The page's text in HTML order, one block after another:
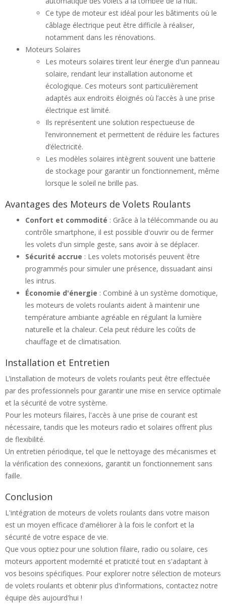
Ce type de moteur est idéal pour les bâtiments où le
câblage électrique peut être difficile à réaliser,
notamment dans les rénovations.
Moteurs Solaires
Les moteurs solaires tirent leur énergie d'un panneau
solaire, rendant leur installation autonome et
écologique. Ces moteurs sont particulièrement
adaptés aux endroits éloignés où l’accès à une prise
électrique est limité.
Ils représentent une solution respectueuse de
l’environnement et permettent de réduire les factures
d’électricité.
Les modèles solaires intègrent souvent une batterie
de stockage pour garantir un fonctionnement, même
lorsque le soleil ne brille pas.
Avantages des Moteurs de Volets Roulants
Confort et commodité : Grâce à la télécommande ou au
contrôle smartphone, il est possible d'ouvrir ou de fermer
les volets d'un simple geste, sans avoir à se déplacer.
Sécurité accrue : Les volets motorisés peuvent être
programmés pour simuler une présence, dissuadant ainsi
les intrus.
Économie d'énergie : Combiné à un système domotique,
les moteurs de volets roulants aident à maintenir une
température ambiante agréable en régulant la lumière
naturelle et la chaleur. Cela peut réduire les coûts de
chauffage et de climatisation.
Installation et Entretien
L’installation de moteurs de volets roulants peut être effectuée
par des professionnels pour garantir une mise en service optimale
et la sécurité de votre système.
Pour les moteurs filaires, l'accès à une prise de courant est
nécessaire, tandis que les moteurs radio et solaires offrent plus
de flexibilité.
Un entretien périodique, tel que le nettoyage des mécanismes et
la vérification des connexions, garantit un fonctionnement sans
faille.
Conclusion
L'intégration de moteurs de volets roulants dans votre maison
est un moyen efficace d'améliorer à la fois le confort et la
sécurité de votre espace de vie.
Que vous optiez pour une solution filaire, radio ou solaire, ces
moteurs apportent modernité et praticité tout en s'adaptant à
vos besoins spécifiques. Pour explorer notre sélection de moteurs
de volets roulants et obtenir plus d'informations, contactez notre
équipe dès aujourd'hui !